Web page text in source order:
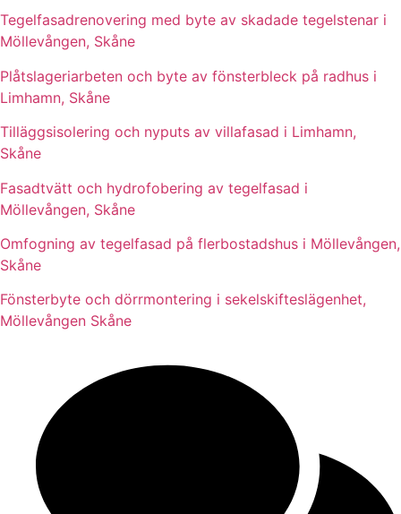
Tegelfasadrenovering med byte av skadade tegelstenar i
Möllevången, Skåne
Plåtslageriarbeten och byte av fönsterbleck på radhus i
Limhamn, Skåne
Tilläggsisolering och nyputs av villafasad i Limhamn,
Skåne
Fasadtvätt och hydrofobering av tegelfasad i
Möllevången, Skåne
Omfogning av tegelfasad på flerbostadshus i Möllevången,
Skåne
Fönsterbyte och dörrmontering i sekelskifteslägenhet,
Möllevången Skåne